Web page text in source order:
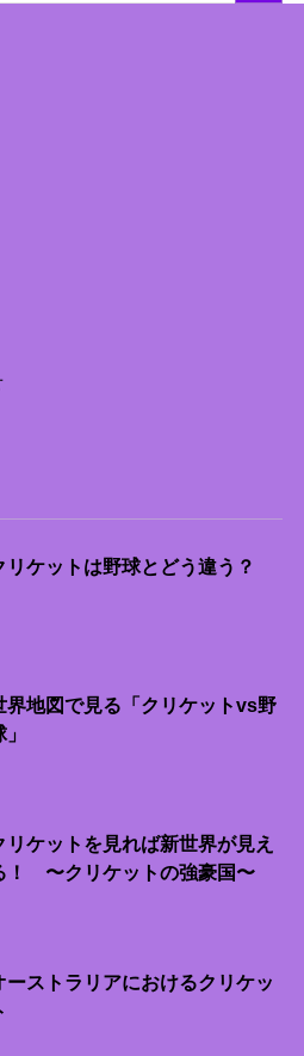
リケットは野球とどう違う？
界地図で見る「クリケットvs野
リケットを見れば新世界が見え
！ 〜クリケットの強豪国〜
ーストラリアにおけるクリケッ